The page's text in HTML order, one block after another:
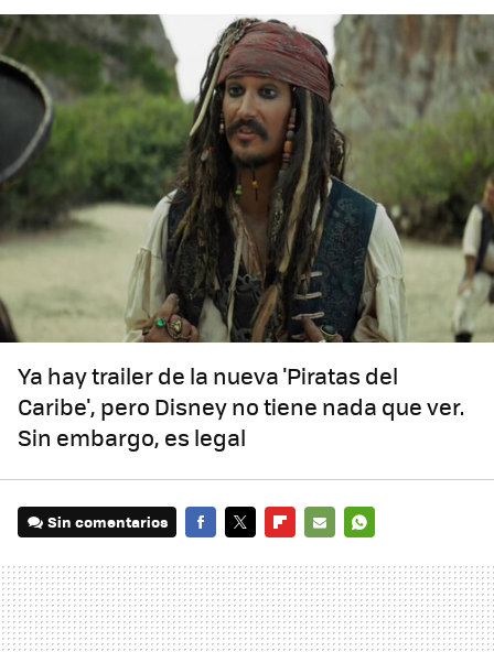
Ya hay trailer de la nueva 'Piratas del
Caribe', pero Disney no tiene nada que ver.
Sin embargo, es legal
Sin comentarios
MAIL